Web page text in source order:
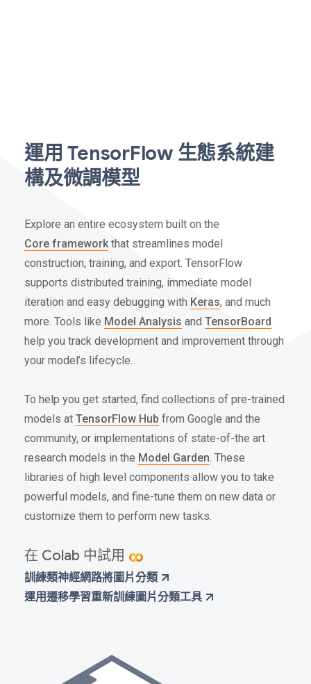
運用 TensorFlow 生態系統建
構及微調模型
Explore an entire ecosystem built on the
Core framework that streamlines model
construction, training, and export. TensorFlow
supports distributed training, immediate model
iteration and easy debugging with Keras, and much
more. Tools like Model Analysis and TensorBoard
help you track development and improvement through
your model’s lifecycle.
To help you get started, find collections of pre-trained
models at TensorFlow Hub from Google and the
community, or implementations of state-of-the art
research models in the Model Garden. These
libraries of high level components allow you to take
powerful models, and fine-tune them on new data or
customize them to perform new tasks.
在 Colab 中試用
訓練類神經網路將圖片分類
運用遷移學習重新訓練圖片分類工具